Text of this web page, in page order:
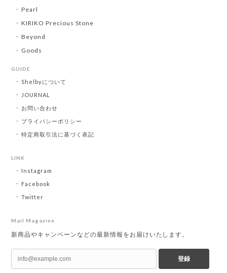
Pearl
KIRIKO Precious Stone
Beyond
Goods
GUIDE
Shelbyについて
JOURNAL
お問い合わせ
プライバシーポリシー
特定商取引法に基づく表記
LINK
Instagram
Facebook
Twitter
Mail Magazine
新商品やキャンペーンなどの最新情報をお届けいたします。
登録